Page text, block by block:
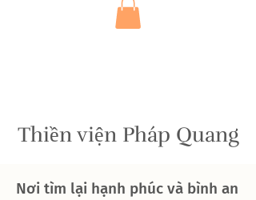
Thiền viện Pháp Quang
Nơi tìm lại hạnh phúc và bình an